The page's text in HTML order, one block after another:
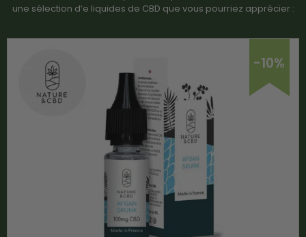
une sélection d’e liquides de CBD que vous pourriez apprécier :
-10%